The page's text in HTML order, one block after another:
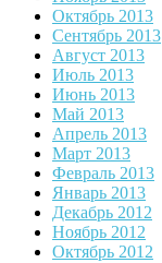
Октябрь 2013
Сентябрь 2013
Август 2013
Июль 2013
Июнь 2013
Май 2013
Апрель 2013
Март 2013
Февраль 2013
Январь 2013
Декабрь 2012
Ноябрь 2012
Октябрь 2012